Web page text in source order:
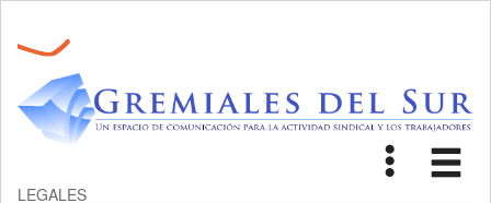
Toggle
LEGALES